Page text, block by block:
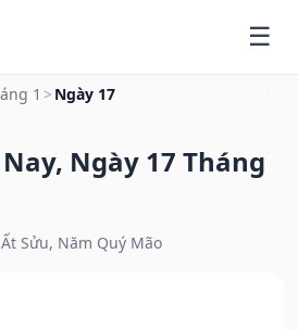
1 > Ngày 17
Ngày 17 Tháng
Sửu, Năm Quý Mão